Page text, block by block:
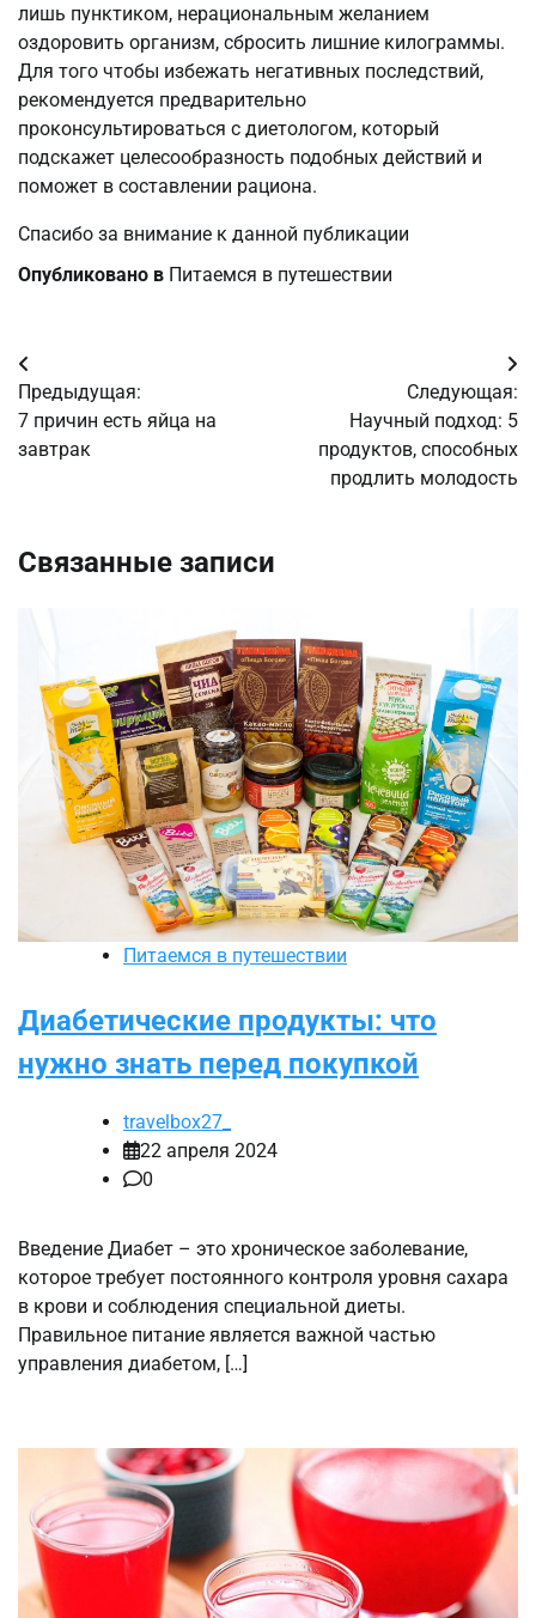
лишь пунктиком, нерациональным желанием
оздоровить организм, сбросить лишние килограммы.
Для того чтобы избежать негативных последствий,
рекомендуется предварительно
проконсультироваться с диетологом, который
подскажет целесообразность подобных действий и
поможет в составлении рациона.
Спасибо за внимание к данной публикации
Опубликовано в Питаемся в путешествии
Навигация
по
записям
Предыдущая:
7 причин есть яйца на
завтрак
Следующая:
Научный подход: 5
продуктов, способных
продлить молодость
Связанные записи
Питаемся в путешествии
Диабетические продукты: что
нужно знать перед покупкой
travelbox27_
22 апреля 2024
0
Введение Диабет – это хроническое заболевание,
которое требует постоянного контроля уровня сахара
в крови и соблюдения специальной диеты.
Правильное питание является важной частью
управления диабетом, […]